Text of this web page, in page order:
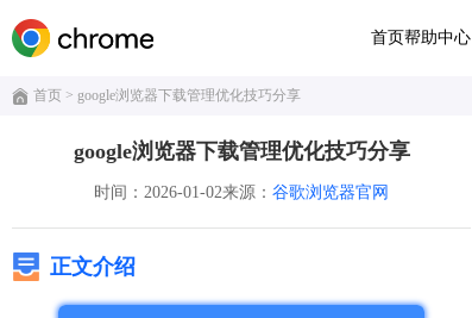
首页帮助中心
首页 > google浏览器下载管理优化技巧分享
google浏览器下载管理优化技巧分享
时间：2026-01-02来源： 谷歌浏览器官网
正文介绍